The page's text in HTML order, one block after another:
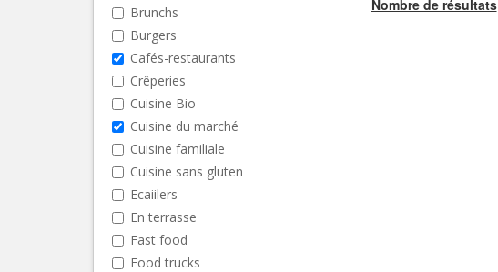
Brunchs
Burgers
Cafés-restaurants
Crêperies
Cuisine Bio
Cuisine du marché
Cuisine familiale
Cuisine sans gluten
Ecaiilers
En terrasse
Fast food
Food trucks
Nombre de résultats